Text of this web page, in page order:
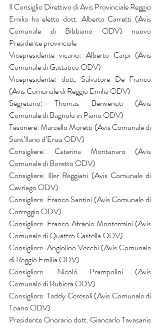
Il Consiglio Direttivo di Avis Provinciale Reggio
Emilia ha eletto dott. Alberto Carretti (Avis
Comunale di Bibbiano ODV) nuovo
Presidente provinciale
Vicepresidente vicario: Alberto Carpi (Avis
Comunale di Gattatico ODV)
Vicepresidente: dott. Salvatore De Franco
(Avis Comunale di Reggio Emilia ODV)
Segretario: Thomas Benvenuti (Avis
Comunale di Bagnolo in Piano ODV)
Tesoriere: Marcello Moretti (Avis Comunale di
Sant’Ilario d’Enza ODV)
Consigliere: Caterina Montanaro (Avis
Comunale di Boretto ODV)
Consigliere: Iller Reggiani (Avis Comunale di
Cavriago ODV)
Consigliere: Franco Santini (Avis Comunale di
Correggio ODV)
Consigliere: Franco Afranio Montermini (Avis
Comunale di Quattro Castella ODV)
Consigliere: Angiolino Vecchi (Avis Comunale
di Reggio Emilia ODV)
Consigliere: Nicolò Prampolini (Avis
Comunale di Rubiera ODV)
Consigliere: Teddy Ceresoli (Avis Comunale di
Toano ODV)